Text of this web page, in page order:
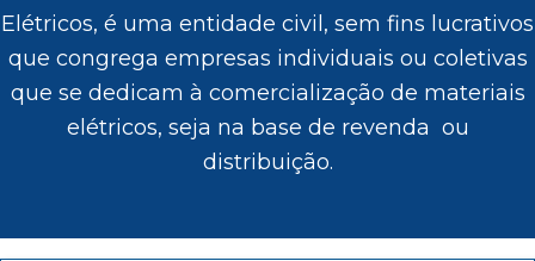
Elétricos, é uma entidade civil, sem fins lucrativos
que congrega empresas individuais ou coletivas
que se dedicam à comercialização de materiais
elétricos, seja na base de revenda ou
distribuição.